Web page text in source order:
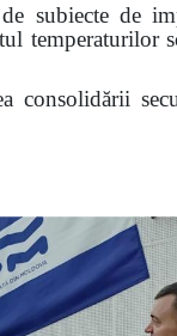
subiecte de
temperaturilor
consolidării